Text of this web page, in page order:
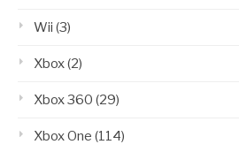
Wii (3)
Xbox(2)
Xbox 360 (29)
Xbox One (114)